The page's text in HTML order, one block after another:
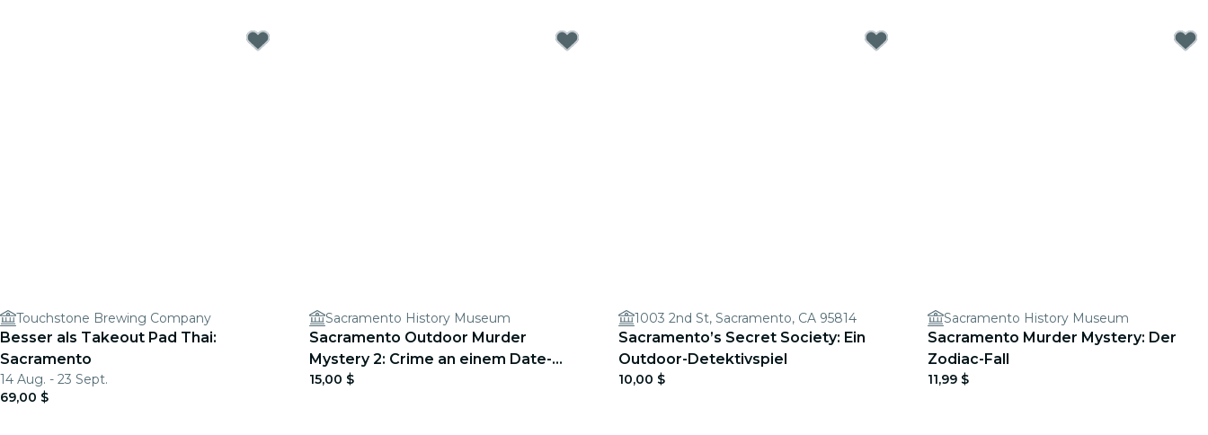
Touchstone Brewing Company
Besser als Takeout Pad Thai:
Sacramento
14 Aug. - 23 Sept.
69,00 $
Sacramento History Museum
Sacramento Outdoor Murder
Mystery 2: Crime an einem Date-
Nacht!
15,00 $
1003 2nd St, Sacramento, CA 95814
Sacramento’s Secret Society: Ein
Outdoor-Detektivspiel
10,00 $
Sacramento History Museum
Sacramento Murder Mystery: Der
Zodiac-Fall
11,99 $